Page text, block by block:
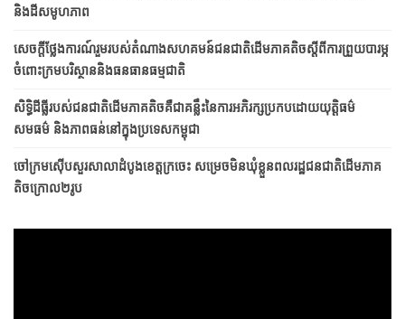
និង​ដី​សមូហភាព
សេចក្តីថ្លែងការណ៍រួមរបស់តំណាងសហគមន៍ជនជាតិដើមភាគតិចស្តីពីការព្រួយបារម្ភ
ចំពោះក្រមបរិស្ថាននិងធនធានធម្មជាតិ
សិទ្ធិដីធ្លីរបស់ជនជាតិដើមភាគតិចគឺជាគន្លឹះនៃការអភិរក្សប្រកប​ដោយ​​យុត្តិធម៌
សមធម៌ និងភាពធន់នៅក្នុងប្រទេសកម្ពុជា
ចៅក្រមស៊ើបសួរសាលាដំបូងខេត្តក្រចេះ សម្រេចមិនឃុំខ្លួនពលរដ្ឋជនជាតិដើមភាគ
តិចក្រោល២រូប